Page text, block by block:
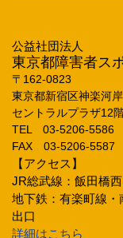
公益社団法人
東京都障害者ス
〒162‐0823
東京都新宿区神楽河
セントラルプラザ12
TEL 03‐5206‐5586
FAX 03‐5206‐5587
【アクセス】
JR総武線：飯田橋
地下鉄：有楽町線
出口
詳細はこちら